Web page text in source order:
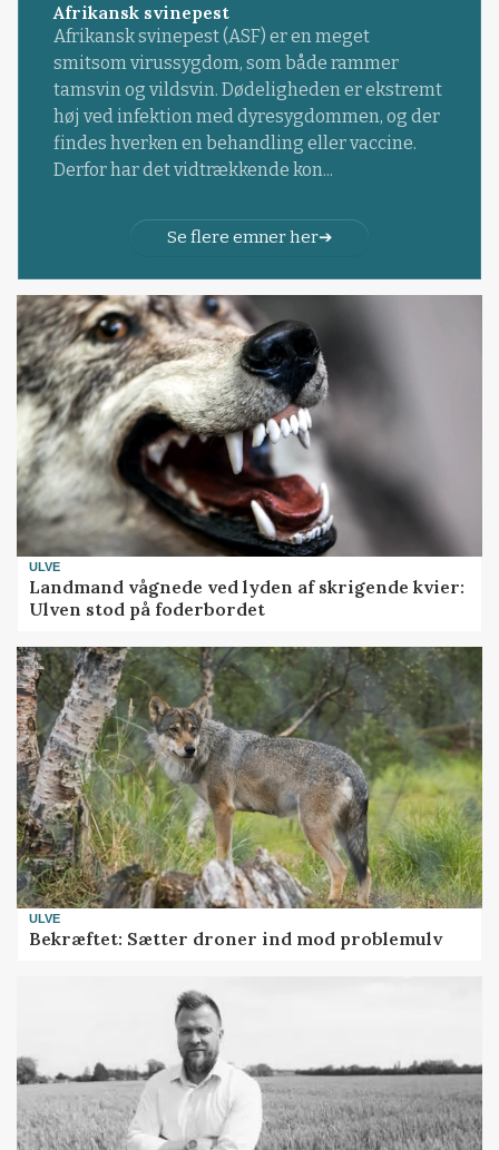
Afrikansk svinepest
Afrikansk svinepest (ASF) er en meget
smitsom virussygdom, som både rammer
tamsvin og vildsvin. Dødeligheden er ekstremt
høj ved infektion med dyresygdommen, og der
findes hverken en behandling eller vaccine.
Derfor har det vidtrækkende kon...
Se flere emner her
ULVE
Landmand vågnede ved lyden af skrigende kvier:
Ulven stod på foderbordet
ULVE
Bekræftet: Sætter droner ind mod problemulv